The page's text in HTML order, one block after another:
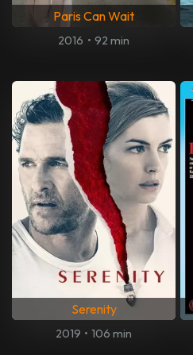
Paris Can Wait
2016 • 92 min
Serenity
2019 • 106 min